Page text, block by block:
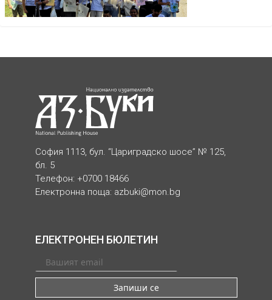
София 1113, бул. “Цариградско шосе” № 125,
бл. 5
Телефон: +0700 18466
Електронна поща: azbuki@mon.bg
ЕЛЕКТРОНЕН БЮЛЕТИН
Запиши се